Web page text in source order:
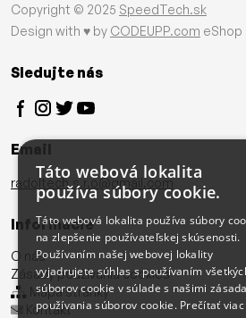
Copyright © 2025 SpeedTech.sk
Design with ♥ by CODEUPP.com eShop
Sledujte nás
Email
radoltech.s.r.o@gmail.com
Informácie
O nás
Zásady používania cookies
Mapa stránky
Kontakt
Táto webová lokalita
používa súbory cookie.
Táto webová lokalita používa súbory
na zlepšenie používateľskej skúsenosti.
Používaním našej webovej lokality
vyjadrujete súhlas s používaním
súborov cookie v súlade s našimi
používania súborov cookie. Prečítať viac